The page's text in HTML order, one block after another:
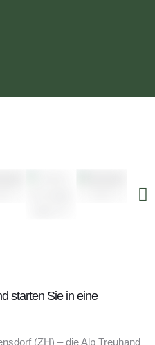
starten Sie in eine
(ZH) – die Alp Treuhand